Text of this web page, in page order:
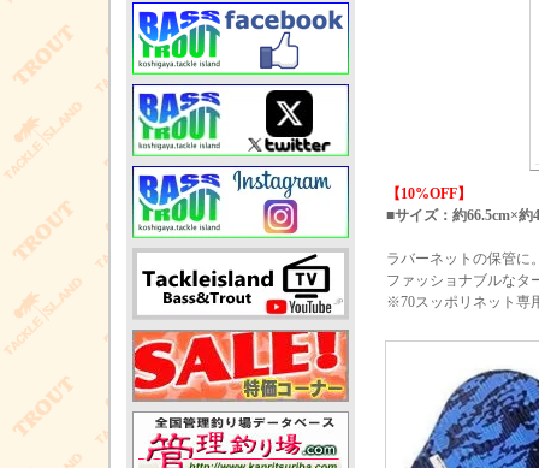
【10%OFF】
■サイズ：約66.5cm×約
ラバーネットの保管に
ファッショナブルなタ
※70スッポリネット専